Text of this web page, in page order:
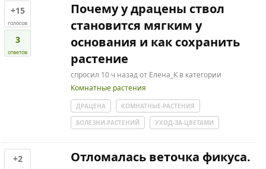
+15
голосов
3
ответов
Почему у драцены ствол
становится мягким у
основания и как сохранить
растение
спросил 10 чназад от Елена_К в категории
Комнатные растения
ДРАЦЕНА
КОМНАТНЫЕ-РАСТЕНИЯ
БОЛЕЗНИ-РАСТЕНИЙ
УХОД-ЗА-ЦВЕТАМИ
+2
Отломалась веточка фикуса.